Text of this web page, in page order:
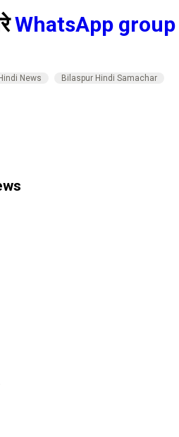
WhatsApp group
News Bilaspur Hindi Samachar